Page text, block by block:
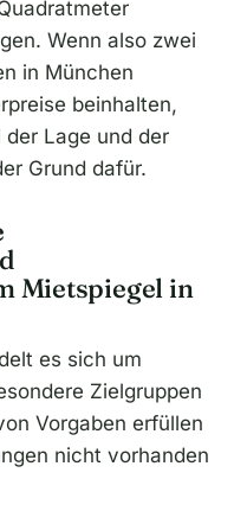
Wenn also zwei
in München
beinhalten,
Lage und der
Grund dafür.
Mietspiegel in
es sich um
Zielgruppen
Vorgaben erfüllen
nicht vorhanden